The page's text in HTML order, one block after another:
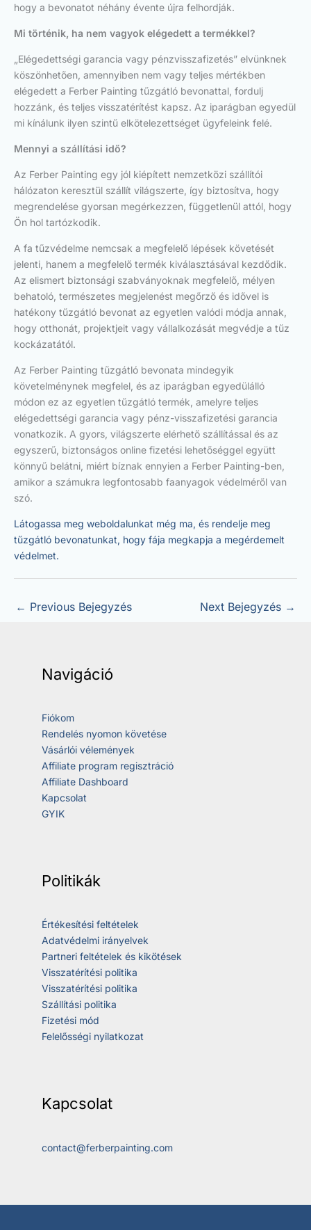
hogy a bevonatot néhány évente újra felhordják.
Mi történik, ha nem vagyok elégedett a termékkel?
„Elégedettségi garancia vagy pénzvisszafizetés” elvünknek
köszönhetően, amennyiben nem vagy teljes mértékben
elégedett a Ferber Painting tűzgátló bevonattal, fordulj
hozzánk, és teljes visszatérítést kapsz. Az iparágban egyedül
mi kínálunk ilyen szintű elkötelezettséget ügyfeleink felé.
Mennyi a szállítási idő?
Az Ferber Painting egy jól kiépített nemzetközi szállítói
hálózaton keresztül szállít világszerte, így biztosítva, hogy
megrendelése gyorsan megérkezzen, függetlenül attól, hogy
Ön hol tartózkodik.
A fa tűzvédelme nemcsak a megfelelő lépések követését
jelenti, hanem a megfelelő termék kiválasztásával kezdődik.
Az elismert biztonsági szabványoknak megfelelő, mélyen
behatoló, természetes megjelenést megőrző és idővel is
hatékony tűzgátló bevonat az egyetlen valódi módja annak,
hogy otthonát, projektjeit vagy vállalkozását megvédje a tűz
kockázatától.
Az Ferber Painting tűzgátló bevonata mindegyik
követelménynek megfelel, és az iparágban egyedülálló
módon ez az egyetlen tűzgátló termék, amelyre teljes
elégedettségi garancia vagy pénz-visszafizetési garancia
vonatkozik. A gyors, világszerte elérhető szállítással és az
egyszerű, biztonságos online fizetési lehetőséggel együtt
könnyű belátni, miért bíznak ennyien a Ferber Painting-ben,
amikor a számukra legfontosabb faanyagok védelméről van
szó.
Látogassa meg weboldalunkat még ma, és rendelje meg
tűzgátló bevonatunkat, hogy fája megkapja a megérdemelt
védelmet.
← Previous Bejegyzés Next Bejegyzés →
Navigáció
Fiókom
Rendelés nyomon követése
Vásárlói vélemények
Affiliate program regisztráció
Affiliate Dashboard
Kapcsolat
GYIK
Politikák
Értékesítési feltételek
Adatvédelmi irányelvek
Partneri feltételek és kikötések
Visszatérítési politika
Visszatérítési politika
Szállítási politika
Fizetési mód
Felelősségi nyilatkozat
Kapcsolat
contact@ferberpainting.com